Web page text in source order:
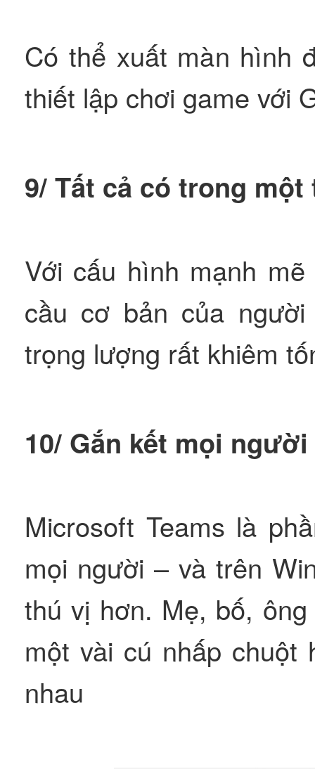
Có thể xuất màn hình
thiết lập chơi game với
9/ Tất cả có trong
Với cấu hình mạnh
cầu cơ bản của
trọng lượng rất khiêm
10/ Gắn kết mọi
Microsoft Teams là
mọi người – và trên
thú vị hơn. Mẹ, bố,
một vài cú nhấp chuột
nhau